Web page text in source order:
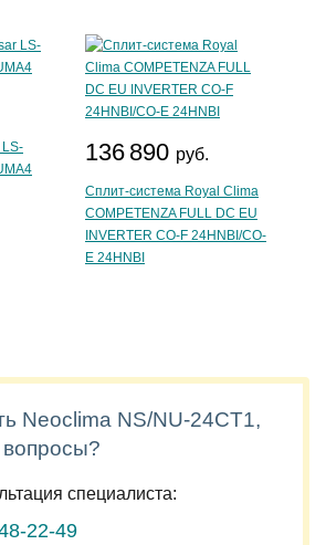
136 890 руб.
Сплит-система Royal Clima
COMPETENZA FULL DC EU
INVERTER CO-F 24HNBI/CO-
E 24HNBI
Neoclima NS/NU-24CT1,
вопросы?
специалиста:
22-49